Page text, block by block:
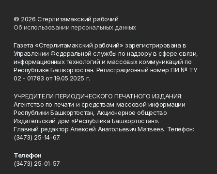
© 2026 Стерлитамакский рабочий
Об использовании персональных данных
Газета «Стерлитамакский рабочий» зарегистрирована в
Управлении Федеральной службы по надзору в сфере связи,
информационных технологий и массовых коммуникаций по
Республике Башкортостан. Регистрационный номер ПИ № ТУ
02 - 01783 от 19.05.2025 г.
УЧРЕДИТЕЛИ ПЕРИОДИЧЕСКОГО ПЕЧАТНОГО ИЗДАНИЯ:
Агентство по печати и средствам массовой информации
Республики Башкортостан, Акционерное общество
Издательский дом «Республика Башкортостан».
Главный редактор Алексей Анатольевич Матвеев. Телефон:
(3473) 25-14-67.
Телефон
(3473) 25-01-57